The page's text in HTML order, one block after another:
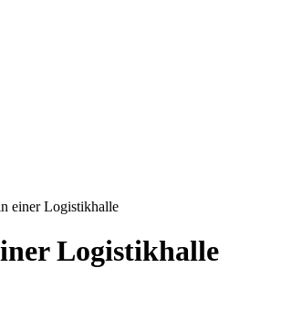
einer Logistikhalle
Logistikhalle